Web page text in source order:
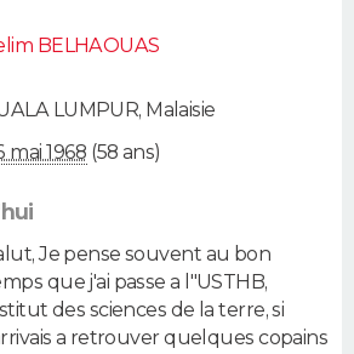
BELHAOUAS
LUMPUR, Malaisie
mai 1968 (58 ans)
Je pense souvent au bon
que j'ai passe a l"USTHB,
des sciences de la terre, si
a retrouver quelques copains